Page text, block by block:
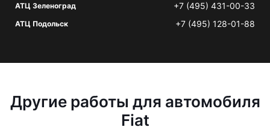
АТЦ Зеленоград +7 (495) 431-00-33
АТЦ Подольск +7 (495) 128-01-88
Другие работы для автомобиля
Fiat